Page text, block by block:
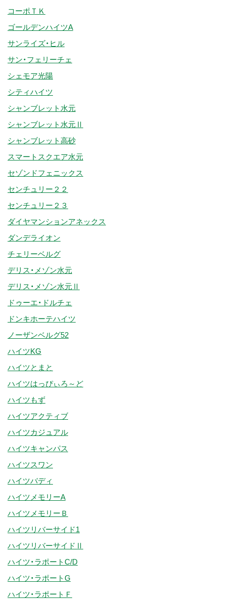
コーポＴＫ
ゴールデンハイツA
サンライズ・ヒル
サン・フェリーチェ
シェモア光陽
シティハイツ
シャンブレット水元
シャンブレット水元Ⅱ
シャンブレット高砂
スマートスクエア水元
セゾンドフェニックス
センチュリー２２
センチュリー２３
ダイヤマンションアネックス
ダンデライオン
チェリーベルグ
デリス・メゾン水元
デリス・メゾン水元Ⅱ
ドゥーエ・ドルチェ
ドンキホーテハイツ
ノーザンベルグ52
ハイツKG
ハイツとまと
ハイツはっぴぃろ～ど
ハイツもず
ハイツアクティブ
ハイツカジュアル
ハイツキャンパス
ハイツスワン
ハイツバディ
ハイツメモリーA
ハイツメモリーＢ
ハイツリバーサイド1
ハイツリバーサイドⅡ
ハイツ・ラポートC/D
ハイツ・ラポートG
ハイツ・ラポートＦ